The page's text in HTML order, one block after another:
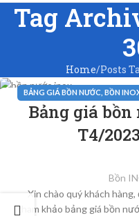
Tag
Home Posts
30BẢNG GIÁ BỒN NƯỚC BỒN
Bảng giá
T4/
Bồn
Xin chào quý khách
tham khảo bảng giá bồn